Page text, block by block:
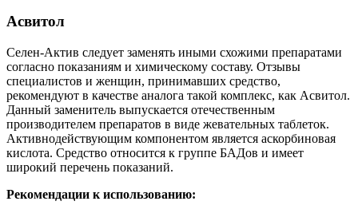
Асвитол
Селен-Актив следует заменять иными схожими препаратами
согласно показаниям и химическому составу. Отзывы
специалистов и женщин, принимавших средство,
рекомендуют в качестве аналога такой комплекс, как Асвитол.
Данный заменитель выпускается отечественным
производителем препаратов в виде жевательных таблеток.
Активнодействующим компонентом является аскорбиновая
кислота. Средство относится к группе БАДов и имеет
широкий перечень показаний.
Рекомендации к использованию: